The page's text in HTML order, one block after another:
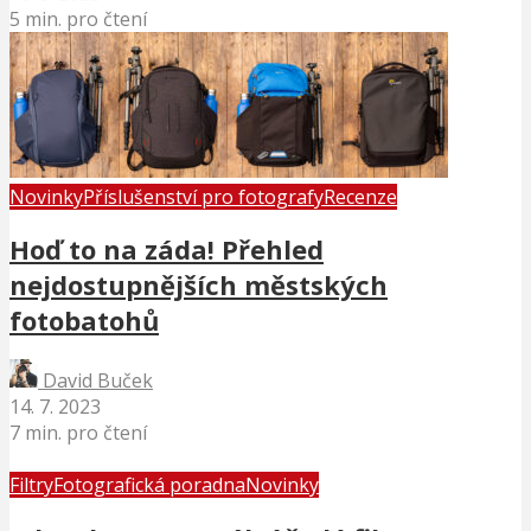
5 min. pro čtení
NovinkyPříslušenství pro fotografyRecenze
Hoď to na záda! Přehled
nejdostupnějších městských
fotobatohů
David Buček
14. 7. 2023
7 min. pro čtení
FiltryFotografická poradnaNovinky